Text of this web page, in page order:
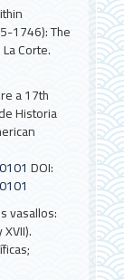
1746): The
Corte.
a 17th
Historia
DOI:
vasallos: